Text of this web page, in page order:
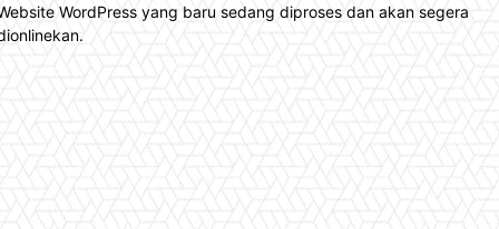
WordPress yang baru sedang diproses dan akan segera